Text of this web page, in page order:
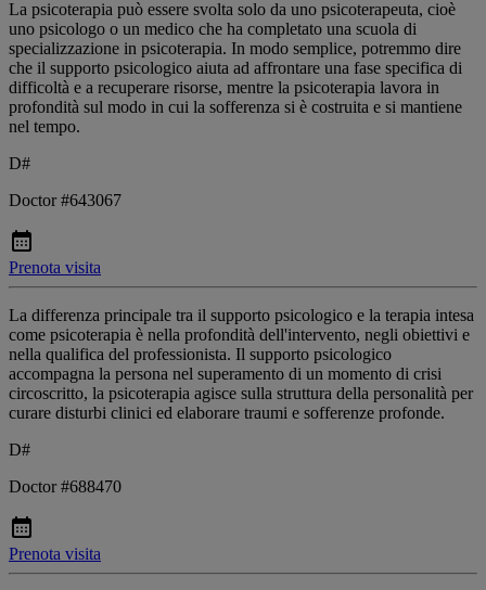
La psicoterapia può essere svolta solo da uno psicoterapeuta, cioè
uno psicologo o un medico che ha completato una scuola di
specializzazione in psicoterapia. In modo semplice, potremmo dire
che il supporto psicologico aiuta ad affrontare una fase specifica di
difficoltà e a recuperare risorse, mentre la psicoterapia lavora in
profondità sul modo in cui la sofferenza si è costruita e si mantiene
nel tempo.
D#
Doctor #643067
Prenota visita
La differenza principale tra il supporto psicologico e la terapia intesa
come psicoterapia è nella profondità dell'intervento, negli obiettivi e
nella qualifica del professionista. Il supporto psicologico
accompagna la persona nel superamento di un momento di crisi
circoscritto, la psicoterapia agisce sulla struttura della personalità per
curare disturbi clinici ed elaborare traumi e sofferenze profonde.
D#
Doctor #688470
Prenota visita